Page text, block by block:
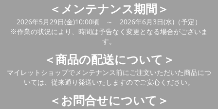
＜メンテナンス期間＞
2026年5月29日(金)10:00頃 ～ 2026年6月3日(水)（予定）
※作業の状況により、時間は予告なく変更となる場合がございま
す。
＜商品の配送について＞
マイレットショップでメンテナンス前にご注文いただいた商品につ
いては、従来通り発送いたしますのでご安心ください。
＜お問合せについて＞